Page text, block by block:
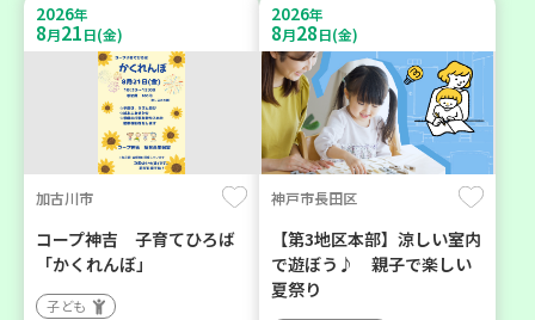
2026年
8月21日(金)
加古川市
コープ神吉 子育てひろば
「かくれんぼ」
子ども
2026年
8月28日(金)
神戸市長田区
【第3地区本部】涼しい室内
で遊ぼう♪ 親子で楽しい
夏祭り